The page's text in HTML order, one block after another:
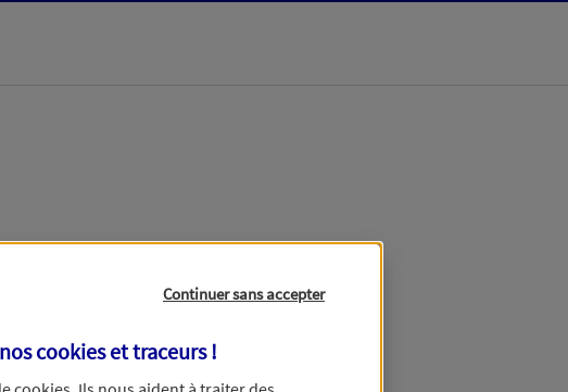
Continuer sans accepter
cookies et traceurs!